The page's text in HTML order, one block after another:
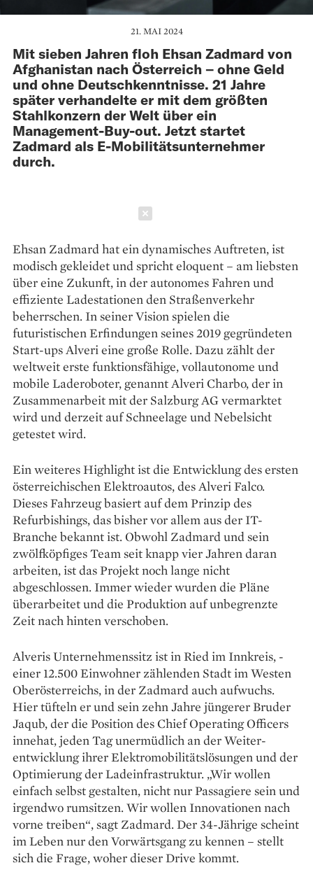
21. MAI 2024
Mit sieben Jahren floh Ehsan Zadmard von
Afghanistan nach Österreich – ohne Geld
und ohne Deutschkenntnisse. 21 Jahre
später verhandelte er mit dem größten
Stahlkonzern der Welt über ein
Management-Buy-out. Jetzt startet
Zadmard als E-Mobilitätsunternehmer
durch.
Ehsan Zadmard hat ein dynamisches Auftreten, ist
modisch gekleidet und spricht eloquent – am liebsten
über eine Zukunft, in der autonomes Fahren und
effiziente Ladestationen den Straßenverkehr
beherrschen. In seiner Vision spielen die
futuristischen Erfindungen seines 2019 gegründeten
Start-ups Alveri eine große Rolle. Dazu zählt der
weltweit erste funktionsfähige, vollautonome und
mobile Lade­roboter, genannt Alveri Charbo, der in
Zusammenarbeit mit der Salzburg AG vermarktet
wird und derzeit auf Schneelage und Nebelsicht
getestet wird.
Ein weiteres Highlight ist die Entwicklung des ersten
österreichischen Elektroautos, des Alveri Falco.
Dieses Fahrzeug basiert auf dem Prinzip des
Refurbishings, das bisher vor allem aus der IT-
Branche bekannt ist. Obwohl ­Zadmard und sein
zwölfköpfiges Team seit knapp vier Jahren daran
arbeiten, ist das Projekt noch lange nicht
abgeschlossen. Immer wieder wurden die Pläne
überarbeitet und die Produktion auf unbegrenzte
Zeit nach hinten verschoben.
Alveris Unternehmenssitz ist in Ried im Innkreis, ­
einer 12.500 Einwohner zählenden Stadt im Westen
Oberösterreichs, in der Zadmard auch aufwuchs.
Hier ­tüfteln er und sein zehn Jahre ­jüngerer Bruder
Jaqub, der die ­Position des Chief Operating ­Officers
innehat, jeden Tag unermüdlich an der Weiter­
entwicklung ihrer Elektromobilitäts­lösungen und der
Optimierung der Lade­infrastruktur. „Wir wollen
einfach selbst gestalten, nicht nur Passagiere sein und
irgendwo rum­sitzen. Wir wollen Innovationen nach
vorne treiben“, sagt Zadmard. Der 34-Jährige scheint
im Leben nur den Vorwärtsgang zu kennen – stellt
sich die Frage, woher dieser Drive kommt.